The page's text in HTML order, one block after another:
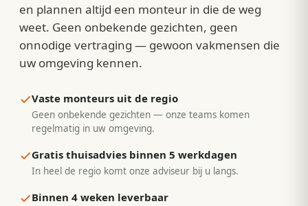
en plannen altijd een monteur in die de weg
weet. Geen onbekende gezichten, geen
onnodige vertraging — gewoon vakmensen die
uw omgeving kennen.
Vaste monteurs uit de regio
Geen onbekende gezichten — onze teams komen
regelmatig in uw omgeving.
Gratis thuisadvies binnen 5 werkdagen
In heel de regio komt onze adviseur bij u langs.
Binnen 4 weken leverbaar